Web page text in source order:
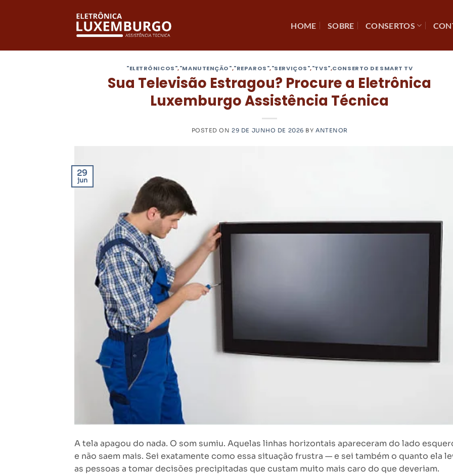
HOME SOBRE CONSERTOS
"ELETRÔNICOS","MANUTENÇÃO","REPAROS","SERVIÇOS","TVS",CONSERTO DE SMART TV
Sua Televisão Estragou? Procure a Eletrônica
Luxemburgo Assistência Técnica
POSTED ON29 DE JUNHO DE 2026 BYANTENOR
29
jun
A tela apagou do nada. O som sumiu. Aquelas linhas horizontais apareceram do lado
e não saem mais. Sei exatamente como essa situação frustra — e sei também o quanto ela
as pessoas a tomar decisões precipitadas que custam muito mais caro do que deveriam.